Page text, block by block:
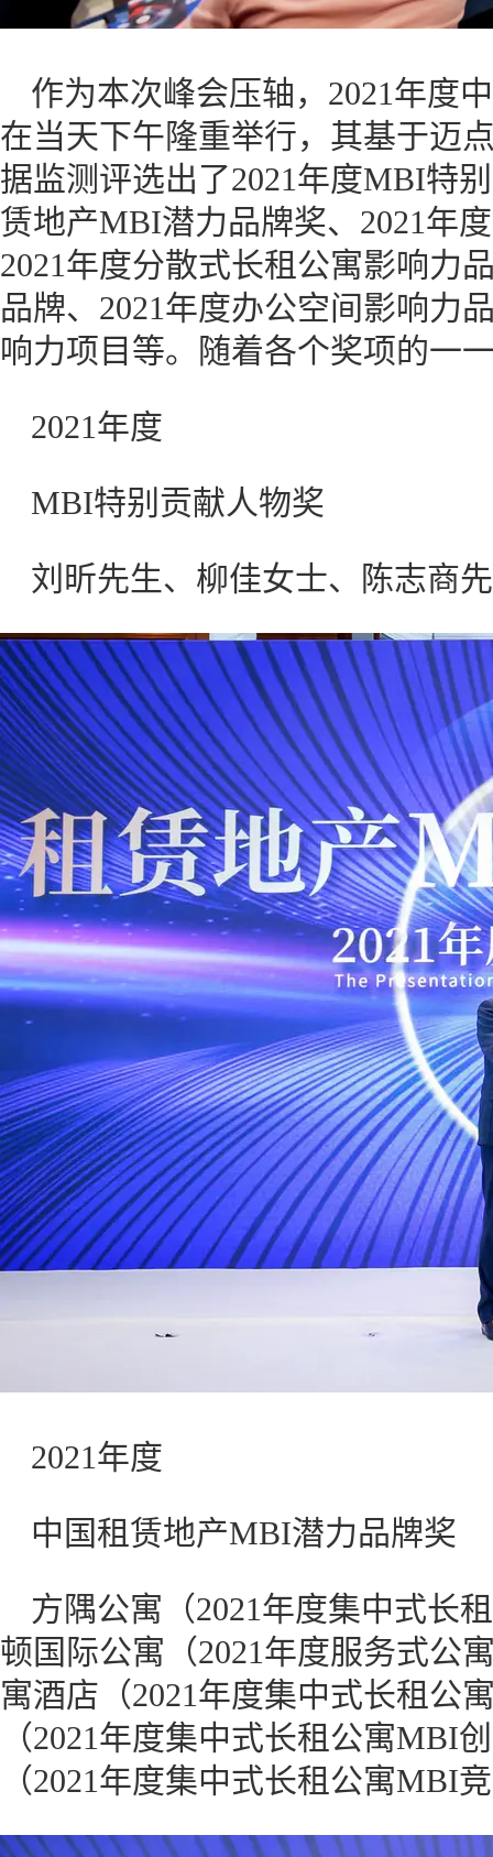
作为本次峰会压轴，2021年度
在当天下午隆重举行，其基于迈
据监测评选出了2021年度MBI特
赁地产MBI潜力品牌奖、2021年
2021年度分散式长租公寓影响力
品牌、2021年度办公空间影响力
响力项目等。随着各个奖项的一
2021年度
MBI特别贡献人物奖
刘昕先生、柳佳女士、陈志商
2021年度
中国租赁地产MBI潜力品牌奖
方隅公寓（2021年度集中式长
顿国际公寓（2021年度服务式公
寓酒店（2021年度集中式长租公
（2021年度集中式长租公寓MBI
（2021年度集中式长租公寓MBI